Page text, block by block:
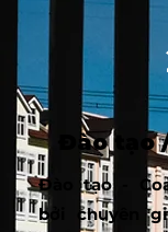
Đào tạo
Đào tạo -
bởi chuyên